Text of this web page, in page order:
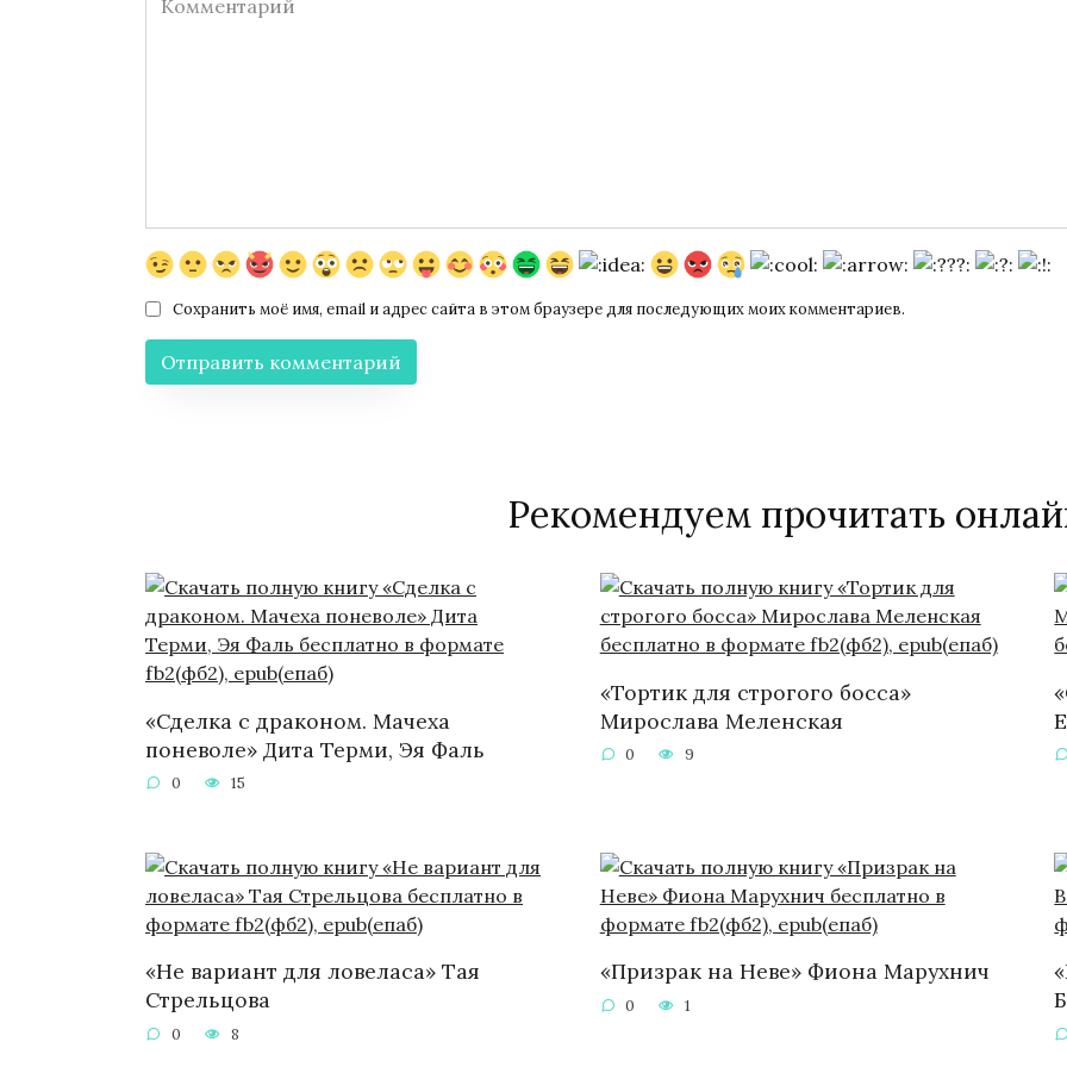
Сохранить моё имя, email и адрес сайта в этом браузере для последующих моих комментариев.
Рекомендуем прочитать
«Сделка с драконом. Мачеха
поневоле» Дита Терми, Эя Фаль
0 15
«Тортик для строгого босса»
Мирослава Меленская
0 9
«Не вариант для ловеласа» Тая
Стрельцова
0 8
«Призрак на Неве» Фиона Марухнич
0 1